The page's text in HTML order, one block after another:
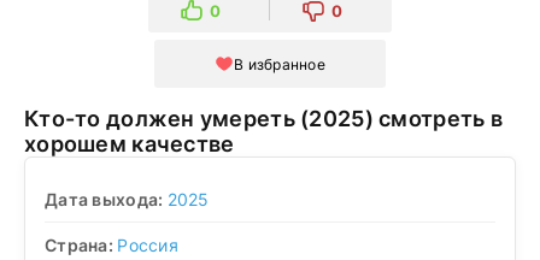
0 0
В избранное
Кто-то должен умереть (2025) смотреть в
хорошем качестве
Дата выхода: 2025
Страна: Россия